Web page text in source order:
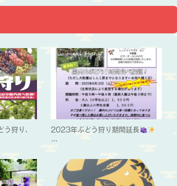
う狩り、
2023年ぶどう狩り期間延長
…